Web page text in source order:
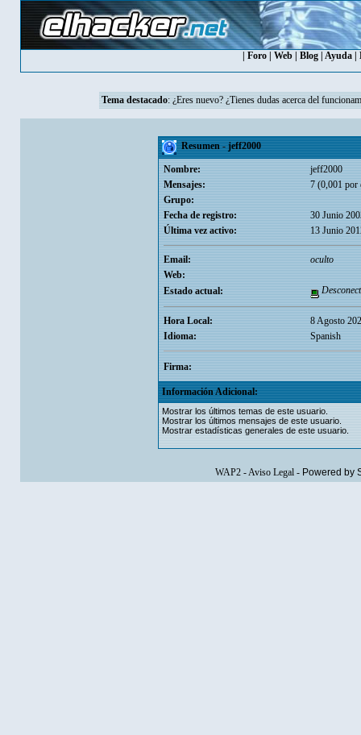
Foro Web Blog Ayuda
Tema destacado: ¿Eres nuevo? ¿Tienes dudas acerca del
Resumen - jeff2000
Nombre:
jeff2000
Mensajes:
7 (0,001 por
Grupo:
Fecha de registro:
30 Junio
Última vez activo:
13 Junio
Email:
oculto
Web:
Estado actual:
Hora Local:
8 Agosto
Idioma:
Spanish
Firma:
Información Adicional:
Mostrar los últimos temas de este usuario.
Mostrar los últimos mensajes de este usuario.
Mostrar estadísticas generales de este usuario.
WAP2-Aviso Legal- Powered by